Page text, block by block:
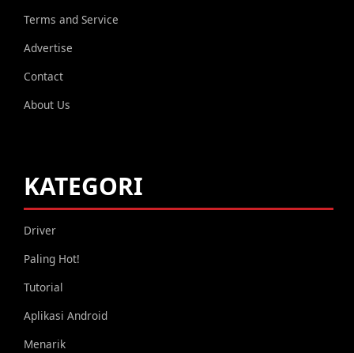
Terms and Service
Advertise
Contact
About Us
KATEGORI
Driver
Paling Hot!
Tutorial
Aplikasi Android
Menarik